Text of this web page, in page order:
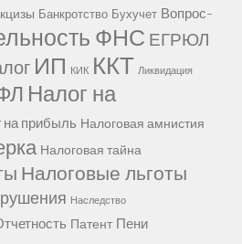
Банкротство Бухучет Вопрос-
ФНС ЕГРЮЛ
ИП КИК ККТ Ликвидация
Налог на
на прибыль Налоговая амнистия
Налоговая тайна
Налоговые льготы
Наследство
Патент Пени